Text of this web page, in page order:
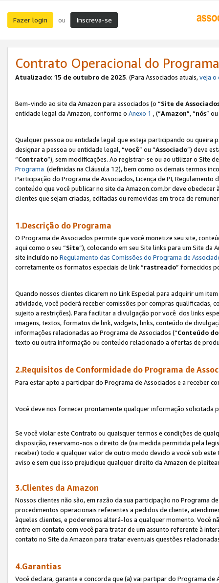
Fazer login ou Inscreva-se
Contrato Operacional do
Atualizado: 15 de outubro de 2025. (Para Associados atuais,veja o
Bem-vindo ao site da Amazon para associados (o “Site de
entidade legal da Amazon, conforme o Anexo 1 , (“Amazon”, “nós”
Qualquer pessoa ou entidade legal que esteja participando ou queira
designar a pessoa ou entidade legal, “você” ou “Associado”) deve
“Contrato”), sem modificações. Ao registrar-se ou ao utilizar o Site
Programa (definidas na Cláusula 12), bem como os demais termos
Participação do Programa de Associados, Licença de PI,
conteúdo que você publicar no site da Amazon.com.br deve
clientes que sejam criadas, editadas ou removidas em troca de
1.Descrição do Programa
O Programa de Associados permite que você monetize seu site,
aqui como o seu “Site”), colocando em seu Site links para um Site da
site incluído no Regulamento das Comissões do Programa de
corretamente os formatos especiais de link “rastreado” fornecidos
Quando nossos clientes clicarem no Link Especial para adquirir um
atividade, você poderá receber comissões por compras qualificadas,
sujeito a restrições). Para facilitar a divulgação por você dos links
imagens, textos, formatos de link, widgets, links, conteúdo de
informações relacionadas ao Programa de Associados (“Conteúdo
texto ou outra informação ou conteúdo relacionado a ofertas de
2.Requisitos de Conformidade do Programa de
Para estar apto a participar do Programa de Associados e a receber
Você deve nos fornecer prontamente qualquer informação solicitada
Se você violar este Contrato ou quaisquer termos e condições de
disposição, reservamo-nos o direito de (na medida permitida pela
receber) todo e qualquer valor de outro modo devido a você sob
aviso e sem que isso prejudique qualquer direito da Amazon de
3.Clientes da Amazon
Nossos clientes não são, em razão da sua participação no Programa
procedimentos operacionais referentes a pedidos de cliente,
àqueles clientes, e poderemos alterá-los a qualquer momento. Você
entre em contato com você para tratar de um assunto referente à
contato no Site da Amazon para tratar eventuais questões
4.Garantias
Você declara, garante e concorda que (a) vai partipar do Programa